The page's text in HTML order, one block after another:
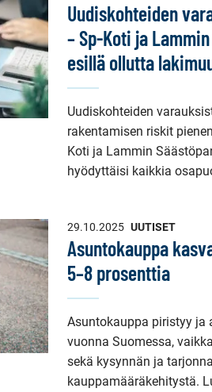
Uudiskohteiden
– Sp-Koti ja
esillä ollutta
Uudiskohteiden
rakentamisen riskit
Koti ja Lammin
hyödyttäisi kaikkia
29.10.2025 UUTISET
Asuntokauppa
5–8 prosenttia
Asuntokauppa piristyy ja
vuonna Suomessa,
sekä kysynnän ja
kauppamääräkehitystä.